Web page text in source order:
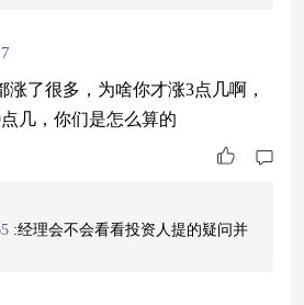
涨了很多，为啥你才涨3点几啊，
几，你们是怎么算的
:经理会不会看看投资人提的疑问并